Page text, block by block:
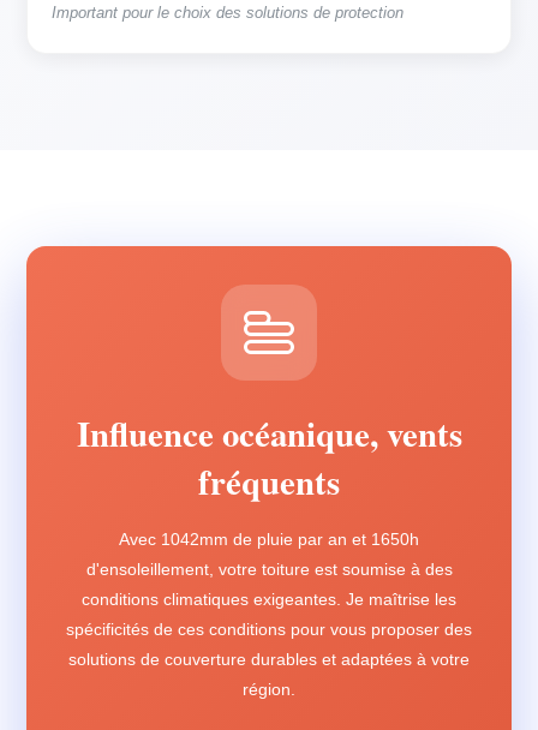
Important pour le choix des solutions de protection
Influence océanique, vents
fréquents
Avec 1042mm de pluie par an et 1650h
d'ensoleillement, votre toiture est soumise à des
conditions climatiques exigeantes. Je maîtrise les
spécificités de ces conditions pour vous proposer des
solutions de couverture durables et adaptées à votre
région.